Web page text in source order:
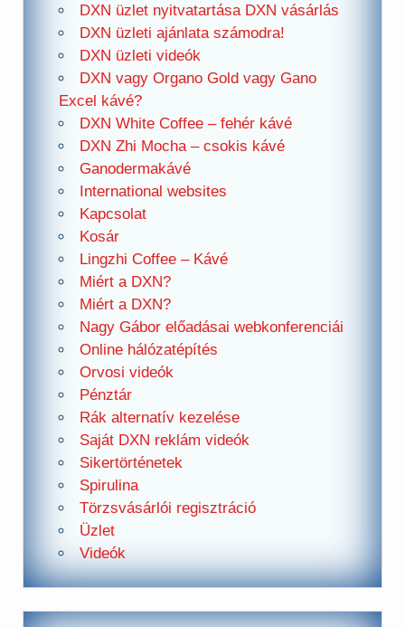
DXN üzlet nyitvatartása DXN vásárlás
DXN üzleti ajánlata számodra!
DXN üzleti videók
DXN vagy Organo Gold vagy Gano
Excel kávé?
DXN White Coffee – fehér kávé
DXN Zhi Mocha – csokis kávé
Ganodermakávé
International websites
Kapcsolat
Kosár
Lingzhi Coffee – Kávé
Miért a DXN?
Miért a DXN?
Nagy Gábor előadásai webkonferenciái
Online hálózatépítés
Orvosi videók
Pénztár
Rák alternatív kezelése
Saját DXN reklám videók
Sikertörténetek
Spirulina
Törzsvásárlói regisztráció
Üzlet
Videók